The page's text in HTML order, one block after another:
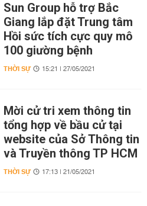
Sun Group hỗ trợ Bắc
Giang lắp đặt Trung tâm
Hồi sức tích cực quy mô
100 giường bệnh
THỜI SỰ 15:21 | 27/05/2021
Mời cử tri xem thông tin
tổng hợp về bầu cử tại
website của Sở Thông tin
và Truyền thông TP HCM
THỜI SỰ 17:13 | 21/05/2021